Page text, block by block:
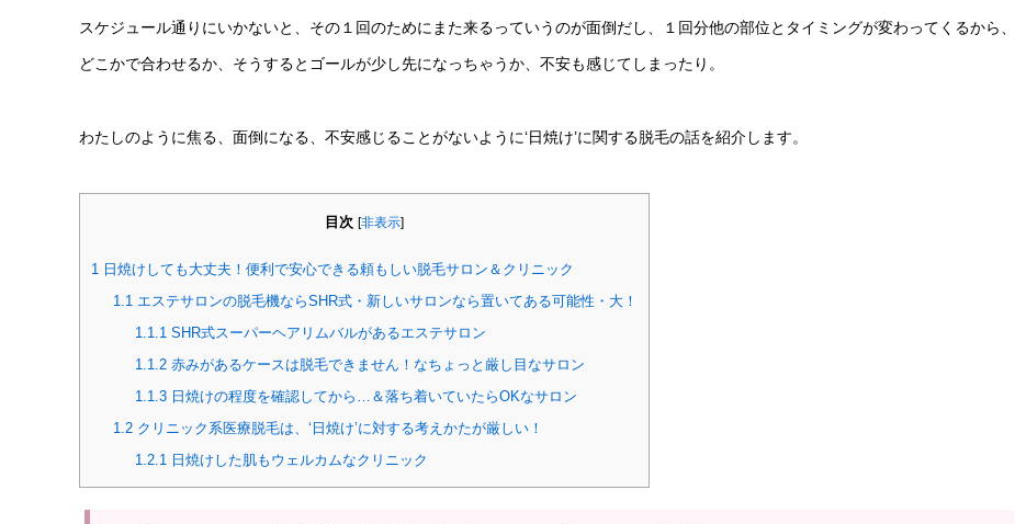
スケジュール通りにいかないと、その１回のためにまた来るっていうのが面倒だし、１回分他の部位とタイミングが変わってくるから、
どこかで合わせるか、そうするとゴールが少し先になっちゃうか、不安も感じてしまったり。
わたしのように焦る、面倒になる、不安感じることがないように‘日焼け’に関する脱毛の話を紹介します。
目次 [非表示]
1
日焼けしても大丈夫！便利で安心できる頼もしい脱毛サロン＆クリニック
1.1 エステサロンの脱毛機ならSHR式・新しいサロンなら置いてある可能性・大！
1.1.1 SHR式スーパーヘアリムバルがあるエステサロン
1.1.2赤みがあるケースは脱毛できません！なちょっと厳し目なサロン
1.1.3日焼けの程度を確認してから…＆落ち着いていたらOKなサロン
1.2クリニック系医療脱毛は、‘日焼け’に対する考えかたが厳しい！
1.2.1
日焼けした肌もウェルカムなクリニック